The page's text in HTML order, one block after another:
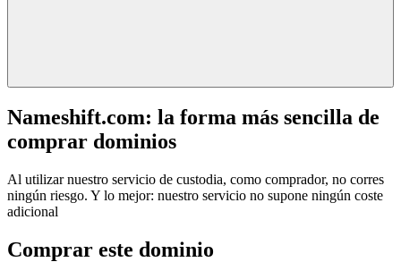
Nameshift.com: la forma más sencilla de
comprar dominios
Al utilizar nuestro servicio de custodia, como comprador, no corres
ningún riesgo. Y lo mejor: nuestro servicio no supone ningún coste
adicional
Comprar este dominio